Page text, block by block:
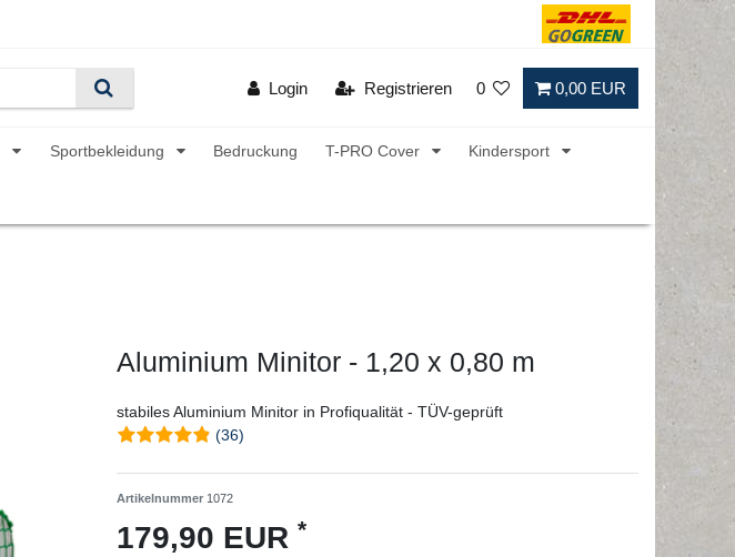
Login Registrieren 0 0,00 EUR
Sportbekleidung Bedruckung T-PRO Cover Kindersport
Aluminium Minitor - 1,20 x 0,80 m
stabiles Aluminium Minitor in Profiqualität - TÜV-geprüft
(36)
Artikelnummer 1072
179,90 EUR *